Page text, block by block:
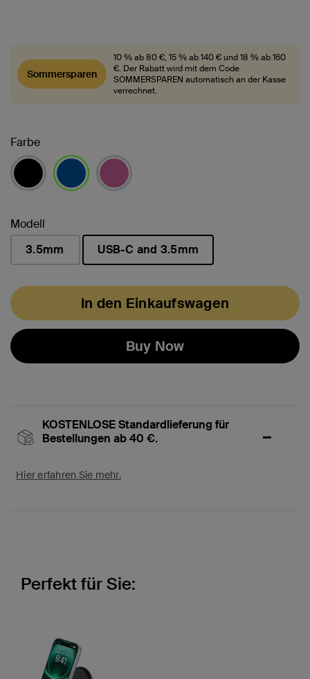
Sommersparen
10 % ab 80 €, 15 % ab 140 € und 18 % ab 160
€. Der Rabatt wird mit dem Code
SOMMERSPAREN automatisch an der Kasse
verrechnet.
Farbe
Modell
3.5mm
USB-C and 3.5mm
In den Einkaufswagen
Buy Now
KOSTENLOSE Standardlieferung für
Bestellungen ab 40 €.
Hier erfahren Sie mehr.
Perfekt für Sie: